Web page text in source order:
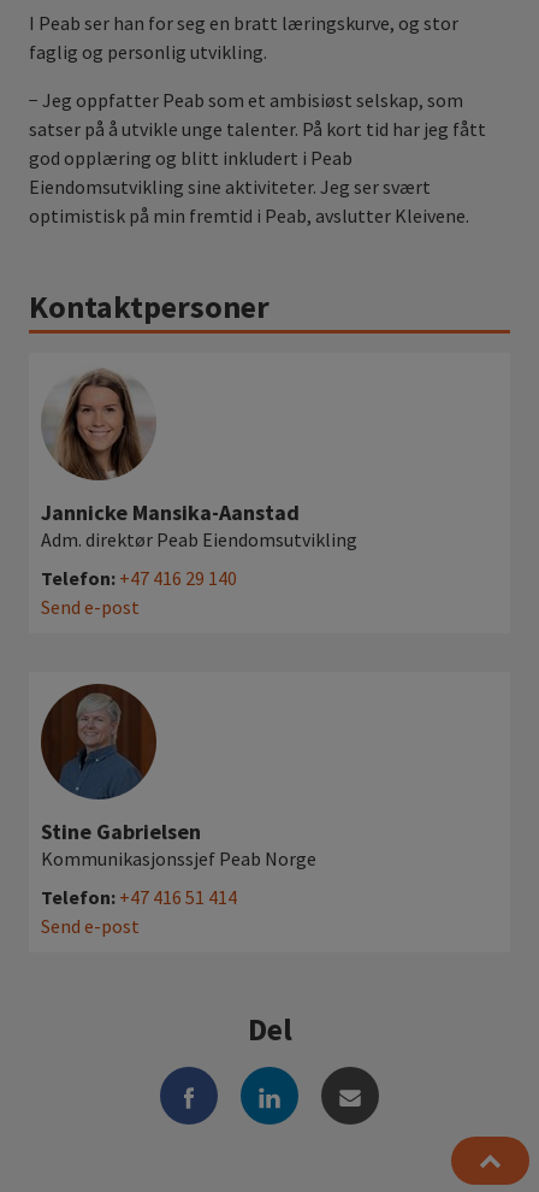
I Peab ser han for seg en bratt læringskurve, og stor
faglig og personlig utvikling.
− Jeg oppfatter Peab som et ambisiøst selskap, som
satser på å utvikle unge talenter. På kort tid har jeg fått
god opplæring og blitt inkludert i Peab
Eiendomsutvikling sine aktiviteter. Jeg ser svært
optimistisk på min fremtid i Peab, avslutter Kleivene.
Kontaktpersoner
Jannicke Mansika-Aanstad
Adm. direktør Peab Eiendomsutvikling
Telefon: +47 416 29 140
Send e-post
Stine Gabrielsen
Kommunikasjonssjef Peab Norge
Telefon: +47 416 51 414
Send e-post
Del